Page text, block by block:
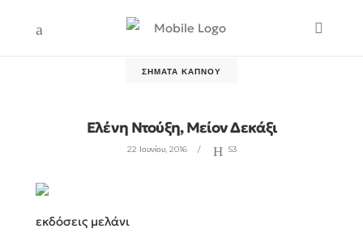
ΣΉΜΑΤΑ ΚΑΠΝΟΎ
Ελένη Ντούξη, Μείον Δεκάξι
22 Ιουνίου, 2016 53
εκδόσεις μελάνι